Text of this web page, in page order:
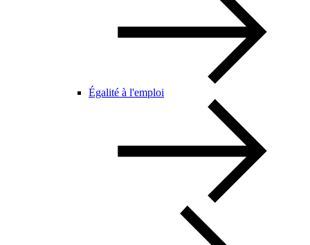
Égalité à l'emploi